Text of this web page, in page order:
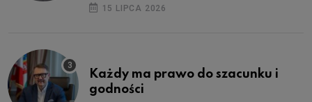
15 LIPCA 2026
Każdy ma prawo do szacunku i
godności